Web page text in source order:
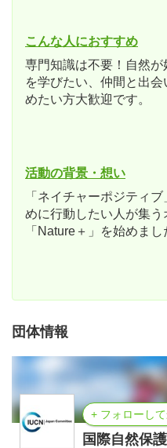
こんな人におすすめ
専門知識は不要！自然
を学びたい、仲間と出
めたい方大歓迎です。
活動の背景・想い
「ネイチャーポジティ
めに行動したい人が集
「Nature＋」を始めまし
団体情報
+ フォローし
国際自然保